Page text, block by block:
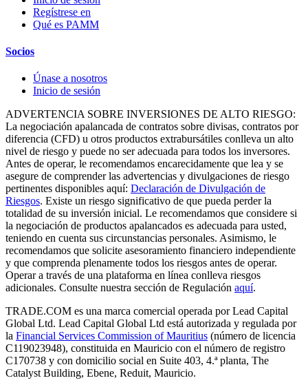
Regístrese en
Qué es PAMM
Socios
Únase a nosotros
Inicio de sesión
ADVERTENCIA SOBRE INVERSIONES DE ALTO RIESGO:
La negociación apalancada de contratos sobre divisas, contratos por
diferencia (CFD) u otros productos extrabursátiles conlleva un alto
nivel de riesgo y puede no ser adecuada para todos los inversores.
Antes de operar, le recomendamos encarecidamente que lea y se
asegure de comprender las advertencias y divulgaciones de riesgo
pertinentes disponibles aquí: Declaración de Divulgación de
Riesgos. Existe un riesgo significativo de que pueda perder la
totalidad de su inversión inicial. Le recomendamos que considere si
la negociación de productos apalancados es adecuada para usted,
teniendo en cuenta sus circunstancias personales. Asimismo, le
recomendamos que solicite asesoramiento financiero independiente
y que comprenda plenamente todos los riesgos antes de operar.
Operar a través de una plataforma en línea conlleva riesgos
adicionales. Consulte nuestra sección de Regulación aquí.
TRADE.COM es una marca comercial operada por Lead Capital
Global Ltd. Lead Capital Global Ltd está autorizada y regulada por
la Financial Services Commission of Mauritius (número de licencia
C119023948), constituida en Mauricio con el número de registro
C170738 y con domicilio social en Suite 403, 4.ª planta, The
Catalyst Building, Ebene, Reduit, Mauricio.